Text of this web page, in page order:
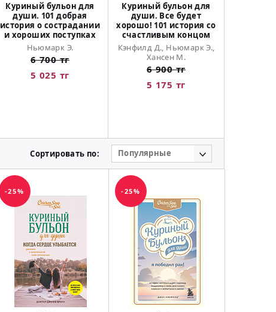
Куриный бульон для
души. 101 добрая
история о сострадании
и хороших поступках
Ньюмарк Э.
6 700 тг
5 025 тг
Куриный бульон для
души. Все будет
хорошо! 101 история со
счастливым концом
Кэнфилд Д., Ньюмарк Э.,
Хансен М.
6 900 тг
5 175 тг
Сортировать по: Популярные
-25% -25%